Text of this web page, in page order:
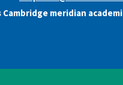
Cambridge meridian